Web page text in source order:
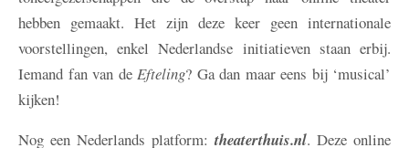
hebben gemaakt. Het zijn deze keer geen internationale
voorstellingen, enkel Nederlandse initiatieven staan erbij.
Iemand fan van de Efteling? Ga dan maar eens bij ‘musical’
kijken!
Nog een Nederlands platform: theaterthuis.nl. Deze online